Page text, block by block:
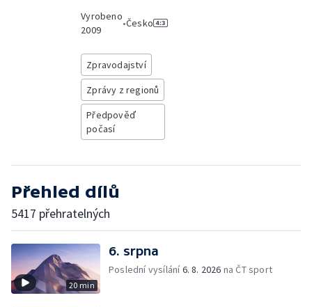
Vyrobeno
2009
•Česko
Zpravodajství
Zprávy z regionů
Předpověď
počasí
Přehled dílů
5417 přehratelných
20 min
6. srpna
Poslední vysílání6. 8. 2026 na ČT sport